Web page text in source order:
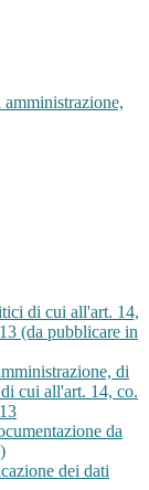
di cui all'art. 14,
(da pubblicare in
di
cui all'art. 14, co.
da
dei dati